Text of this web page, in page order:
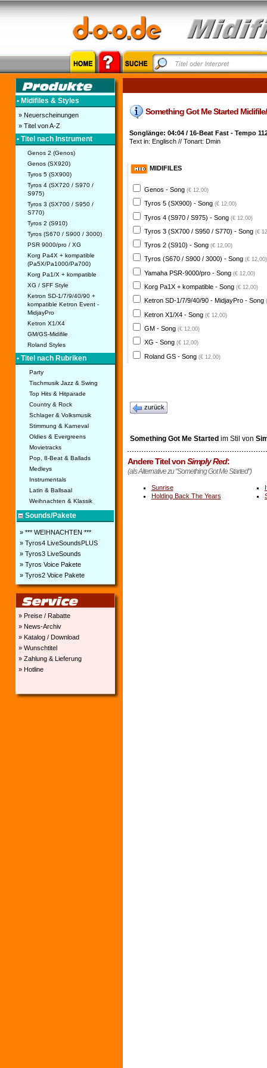
• Midifiles & Styles
» Neuerscheinungen
» Titel von A-Z
• Titel nach Instrument
Genos 2 (Genos)
Genos (SX920)
Tyros 5 (SX900)
Tyros 4 (SX720 / S970 /
S975)
Tyros 3 (SX700 / S950 /
S770)
Tyros 2 (S910)
Tyros (S670 / S900 / 3000)
PSR 9000/pro / XG
Korg Pa4X + kompatible
(Pa5X/Pa1000/Pa700)
Korg Pa1/X + kompatible
XG / SFF Style
Ketron SD-1/7/9/40/90 +
kompatible Ketron Event -
MidjayPro
Ketron X1/X4
GM/GS-Midifile
Roland Styles
• Titel nach Rubriken
Party
Tischmusik Jazz & Swing
Top Hits & Hitparade
Country & Rock
Schlager & Volksmusik
Stimmung & Karneval
Oldies & Evergreens
Movietracks
Pop, 8-Beat & Ballads
Medleys
Instrumentals
Latin & Ballsaal
Weihnachten & Klassik
Sounds/Pakete
» *** WEIHNACHTEN ***
» Tyros4 LiveSoundsPLUS
» Tyros3 LiveSounds
» Tyros Voice Pakete
» Tyros2 Voice Pakete
» Preise / Rabatte
» News-Archiv
» Katalog / Download
» Wunschtitel
» Zahlung & Lieferung
» Hotline
Something Got Me Started
Songlänge: 04:04 / 16-Beat Fast - Tempo
Text in: Englisch // Tonart: Dmin
MIDIFILES
Genos - Song (€ 12,00)
Tyros 5 (SX900) - Song (€ 12,00)
Tyros 4 (S970 / S975) - Song (€ 12,00)
Tyros 3 (SX700 / S950 / S770) - Song (€
Tyros 2 (S910) - Song (€ 12,00)
Tyros (S670 / S900 / 3000) - Song (€ 12,00)
Yamaha PSR-9000/pro - Song (€ 12,00)
Korg Pa1X + kompatible - Song (€ 12,00)
Ketron SD-1/7/9/40/90 - MidjayPro - Song
Ketron X1/X4 - Song (€ 12,00)
GM - Song (€ 12,00)
XG - Song (€ 12,00)
Roland GS - Song (€ 12,00)
zurück
Something Got Me Started im Stil von
Andere Titel vonSimply Red:
(als Alternative zu "Something Got Me Started")
Sunrise
Holding Back The Years